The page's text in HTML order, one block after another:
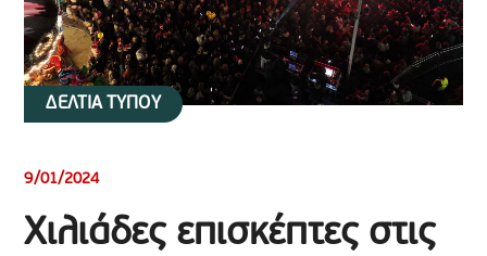
ΔΕΛΤΙΑ ΤΥΠΟΥ
9/01/2024
Χιλιάδες επισκέπτες στις